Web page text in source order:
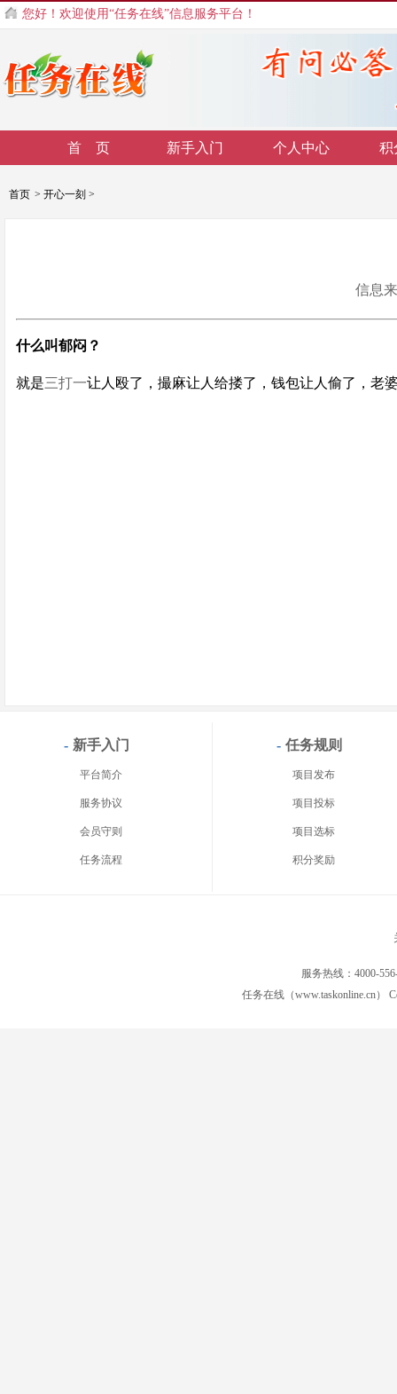
您好！欢迎使用“任务在线”信息服务平台！
首 页 新手入门 个人中心 积
首页 > 开心一刻 >
信息
什么叫郁闷？
就是三打一让人殴了，撮麻让人给搂了，钱包让人偷了，老
- 新手入门
平台简介
服务协议
会员守则
任务流程
- 任务规则
项目发布
项目投标
项目选标
积分奖励
服务热线：4000-
任务在线（www.taskonline.cn